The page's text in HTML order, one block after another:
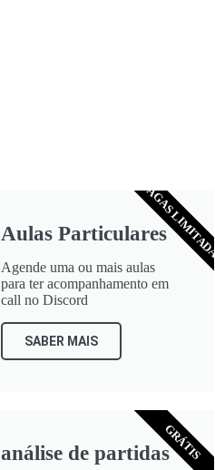
Aulas Particulares
Agende uma ou mais aulas
para ter acompanhamento em
call no Discord
SABER MAIS
VAGAS LIMITADAS
análise de partidasGRÁTIS